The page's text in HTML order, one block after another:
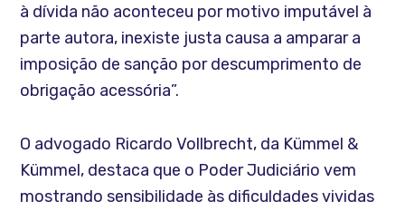
à dívida não aconteceu por motivo imputável à
parte autora, inexiste justa causa a amparar a
imposição de sanção por descumprimento de
obrigação acessória”.
O advogado Ricardo Vollbrecht, da Kümmel &
Kümmel, destaca que o Poder Judiciário vem
mostrando sensibilidade às dificuldades vividas